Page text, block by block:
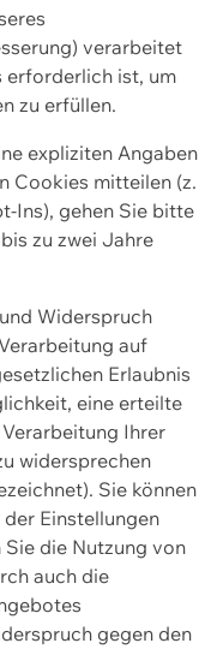
verarbeitet
erforderlich ist, um
zu erfüllen.
expliziten Angaben
Cookies mitteilen (z.
Ins), gehen Sie bitte
zu zwei Jahre
Widerspruch
auf
Erlaubnis
eine erteilte
Ihrer
widersprechen
Sie können
Einstellungen
Sie die Nutzung von
auch die
gegen den